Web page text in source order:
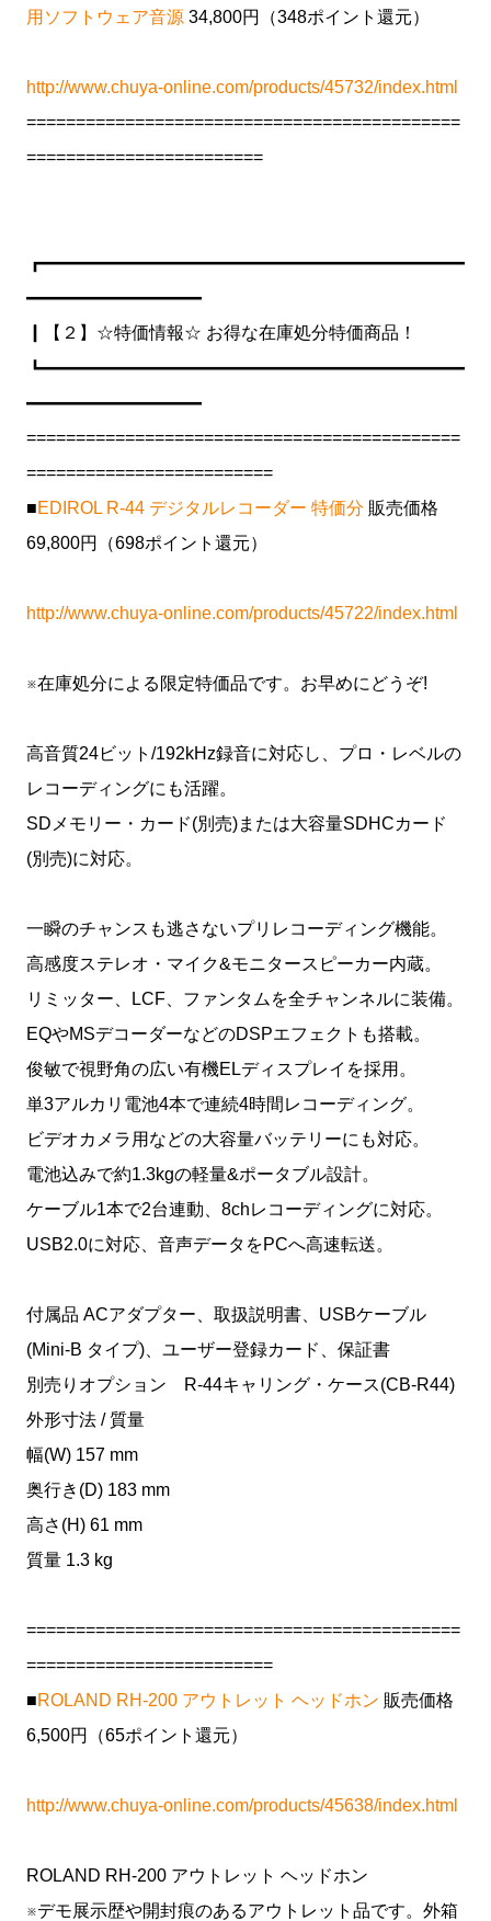
用ソフトウェア音源 34,800円（348ポイント還元）
http://www.chuya-online.com/products/45732/index.html
============================================
========================
┏━━━━━━━━━━━━━━━━━━━━━━━━
━━━━━━━━━━
┃【２】☆特価情報☆ お得な在庫処分特価商品！
┗━━━━━━━━━━━━━━━━━━━━━━━━
━━━━━━━━━━
============================================
=========================
■EDIROL R-44 デジタルレコーダー 特価分 販売価格
69,800円（698ポイント還元）
http://www.chuya-online.com/products/45722/index.html
※在庫処分による限定特価品です。お早めにどうぞ!
高音質24ビット/192kHz録音に対応し、プロ・レベルの
レコーディングにも活躍。
SDメモリー・カード(別売)または大容量SDHCカード
(別売)に対応。
一瞬のチャンスも逃さないプリレコーディング機能。
高感度ステレオ・マイク&モニタースピーカー内蔵。
リミッター、LCF、ファンタムを全チャンネルに装備。
EQやMSデコーダーなどのDSPエフェクトも搭載。
俊敏で視野角の広い有機ELディスプレイを採用。
単3アルカリ電池4本で連続4時間レコーディング。
ビデオカメラ用などの大容量バッテリーにも対応。
電池込みで約1.3kgの軽量&ポータブル設計。
ケーブル1本で2台連動、8chレコーディングに対応。
USB2.0に対応、音声データをPCへ高速転送。
付属品 ACアダプター、取扱説明書、USBケーブル
(Mini-B タイプ)、ユーザー登録カード、保証書
別売りオプション R-44キャリング・ケース(CB-R44)
外形寸法 / 質量
幅(W) 157 mm
奥行き(D) 183 mm
高さ(H) 61 mm
質量 1.3 kg
============================================
=========================
■ROLAND RH-200 アウトレット ヘッドホン 販売価格
6,500円（65ポイント還元）
http://www.chuya-online.com/products/45638/index.html
ROLAND RH-200 アウトレット ヘッドホン
※デモ展示歴や開封痕のあるアウトレット品です。外箱